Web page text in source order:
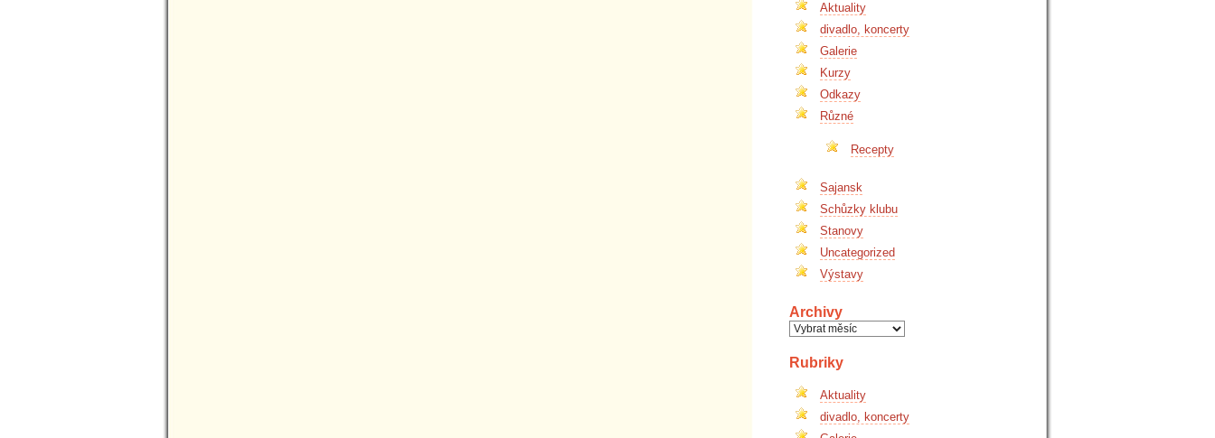
Aktuality
divadlo, koncerty
Galerie
Kurzy
Odkazy
Různé
Recepty
Sajansk
Schůzky klubu
Stanovy
Uncategorized
Výstavy
Archivy
Archivy
Rubriky
Aktuality
divadlo, koncerty